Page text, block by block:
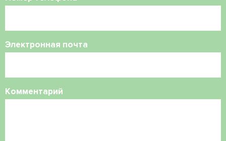
Электронная почта
Комментарий